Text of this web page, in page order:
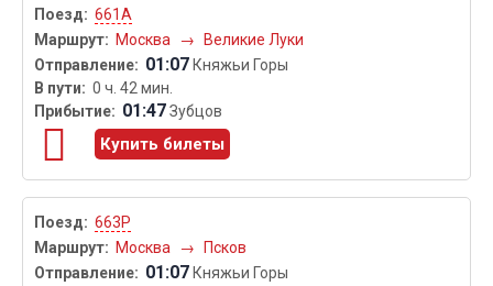
661А
Москва
→ Великие Луки
01:07 Княжьи Горы
0 ч. 42 мин.
01:47Зубцов
Купить билеты
663Р
Москва
→ Псков
01:07 Княжьи Горы